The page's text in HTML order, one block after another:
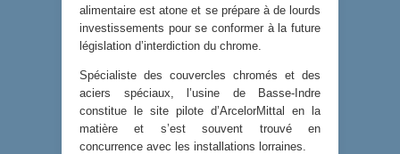
alimentaire est atone et se prépare à de lourds
investissements pour se conformer à la future
législation d’interdiction du chrome.
Spécialiste des couvercles chromés et des
aciers spéciaux, l’usine de Basse-Indre
constitue le site pilote d’ArcelorMittal en la
matière et s’est souvent trouvé en
concurrence avec les installations lorraines.